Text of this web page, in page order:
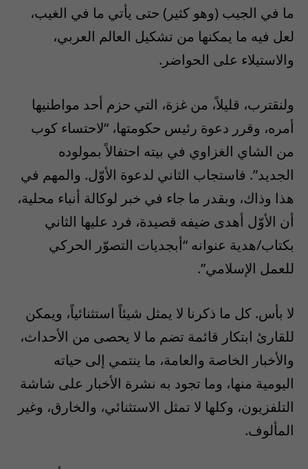
ما في الجيب (وهو كثير) حتى يأتي ما في الغيب،
لعل فيه ما يمكنها من تشكيل العالم العربي،
والاستيلاء على الحواضر.
ولنقترب، قليلاً، من غزة، التي حزم أحد مواطنيها
أمره، وقرر دعوة رئيس حكومتها، “لاحتساء كوب
من الشاي الغزاوي في بيته احتفالاً بمولوده
الجديد”. فاستجاب الثاني لدعوة الأوّل. والمهم في
هذا وذاك، وبقدر ما جاء في خبر لوكالة أنباء محلية،
أن الأوّل أهدى ضيفه قصيدة، فرد عليها الثاني
بكتاب/هدية عنوانه “أبجديات التصوّر الحركي
للعمل الإسلامي”.
لا بأس. كل ما ذكرنا لا يمثل شيئاً استثنائياً، ويمكن
للقارئ ابتكار قائمة تضم ما لا يحصى من الأحداث،
والأخبار الخاصة والعامة، ما ينتمي إلى حياته
اليومية منها، وما تجود به نشرة الأخبار على شاشة
التلفزيون، وكلها لا تمثل الاستثنائي، والخارق، وغير
المألوف.